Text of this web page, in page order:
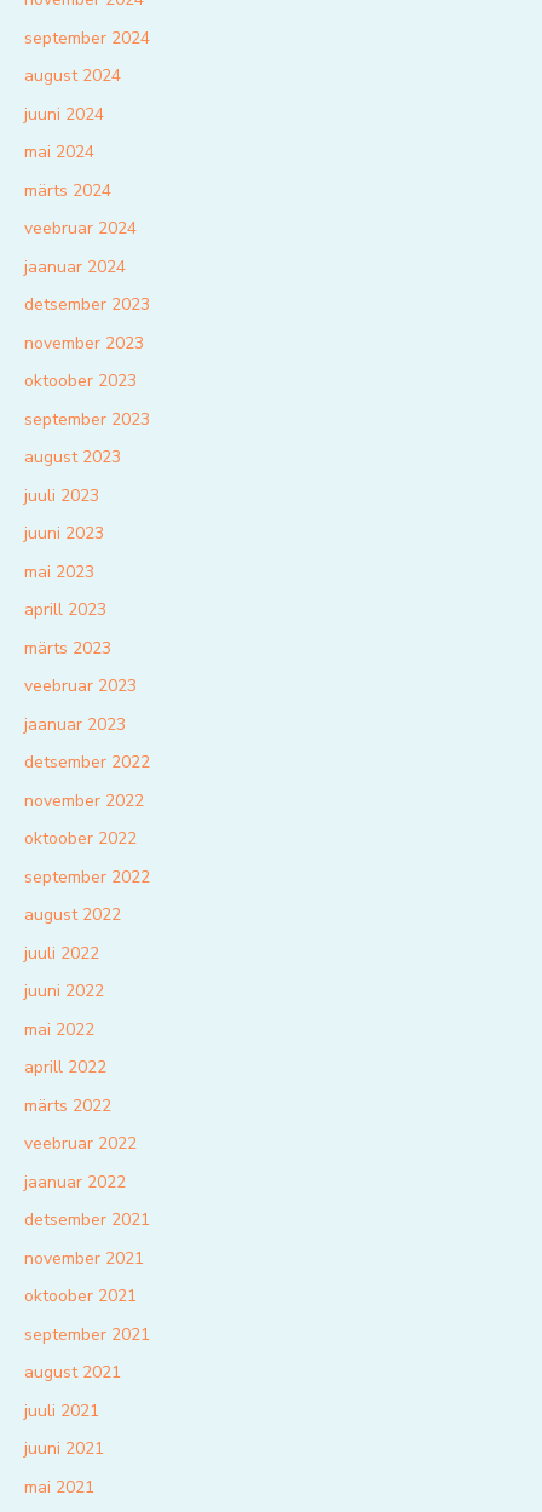
september 2024
august 2024
juuni 2024
mai 2024
märts 2024
veebruar 2024
jaanuar 2024
detsember 2023
november 2023
oktoober 2023
september 2023
august 2023
juuli 2023
juuni 2023
mai 2023
aprill 2023
märts 2023
veebruar 2023
jaanuar 2023
detsember 2022
november 2022
oktoober 2022
september 2022
august 2022
juuli 2022
juuni 2022
mai 2022
aprill 2022
märts 2022
veebruar 2022
jaanuar 2022
detsember 2021
november 2021
oktoober 2021
september 2021
august 2021
juuli 2021
juuni 2021
mai 2021